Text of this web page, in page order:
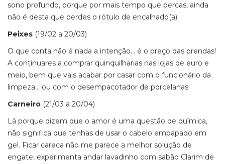
sono profundo, porque por mais tempo que percas, ainda
não é desta que perdes o rótulo de encalhado(a).
Peixes (19/02 a 20/03)
O que conta não é nada a intenção… é o preço das prendas!
A continuares a comprar quinquilharias nas lojas de euro e
meio, bem que vais acabar por casar com o funcionário da
limpeza… ou com o desempacotador de porcelanas.
Carneiro (21/03 a 20/04)
Lá porque dizem que o amor é uma questão de química,
não significa que tenhas de usar o cabelo empapado em
gel. Ficar careca não me parece a melhor solução de
engate, experimenta andar lavadinho com sabão Clarim de